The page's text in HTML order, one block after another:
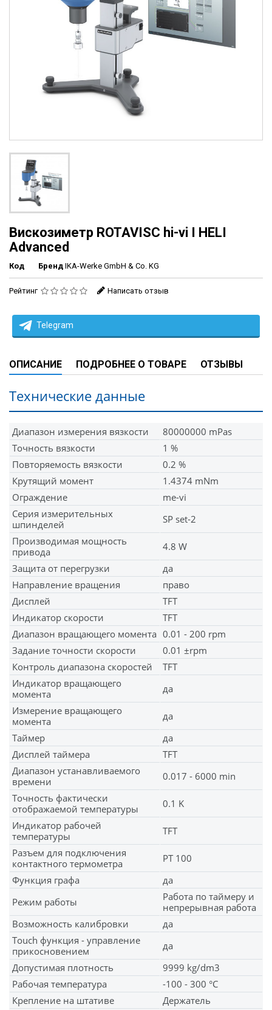
Вискозиметр ROTAVISC hi-vi I HELI
Advanced
Код Бренд IKA-Werke GmbH & Co. KG
Рейтинг Написать отзыв
Telegram
ОПИСАНИЕ ПОДРОБНЕЕ О ТОВАРЕ ОТЗЫВЫ
Технические данные
Диапазон измерения вязкости
80000000 mPas
Точность вязкости
1 %
Повторяемость вязкости
0.2 %
Крутящий момент
1.4374 mNm
Ограждение
me-vi
Серия измерительных
шпинделей
SP set-2
Производимая мощность
привода
4.8 W
Защита от перегрузки
да
Направление вращения
право
Дисплей
TFT
Индикатор скорости
TFT
Диапазон вращающего момента 0.01 - 200 rpm
Задание точности скорости
0.01 ±rpm
Контроль диапазона скоростей
TFT
Индикатор вращающего
момента
да
Измерение вращающего
момента
да
Таймер
да
Дисплей таймера
TFT
Диапазон устанавливаемого
времени
0.017 - 6000 min
Точность фактически
отображаемой температуры
0.1 K
Индикатор рабочей
температуры
TFT
Разъем для подключения
контактного термометра
PT 100
Функция графа
да
Режим работы
Работа по таймеру и
непрерывная работа
Возможность калибровки
да
Touch функция - управление
прикосновением
да
Допустимая плотность
9999 kg/dm3
Рабочая температура
-100 - 300 °C
Крепление на штативe
Держатель